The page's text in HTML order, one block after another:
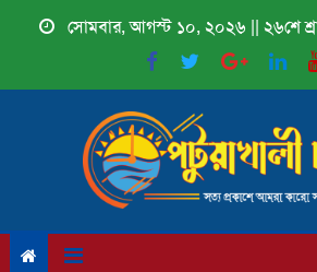
সোমবার, আগস্ট ১০, ২০২৬ || ২৬শে